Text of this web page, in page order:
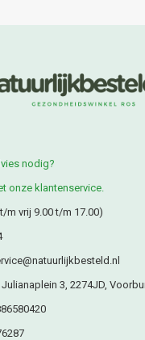
nodig?
onze klantenservice.
m vrij 9.00 t/m 17.00)
3, 2274JD,